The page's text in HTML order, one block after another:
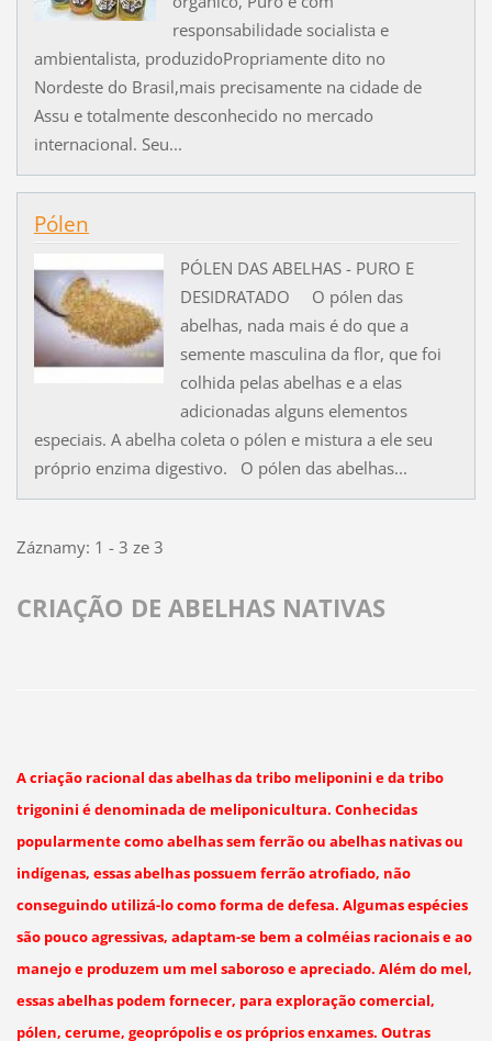
responsabilidade socialista e
ambientalista, produzidoPropriamente dito no
Nordeste do Brasil,mais precisamente na cidade de
Assu e totalmente desconhecido no mercado
internacional. Seu...
Pólen
PÓLEN DAS ABELHAS - PURO E
DESIDRATADO O pólen das
abelhas, nada mais é do que a
semente masculina da flor, que foi
colhida pelas abelhas e a elas
adicionadas alguns elementos
especiais. A abelha coleta o pólen e mistura a ele seu
próprio enzima digestivo. O pólen das abelhas...
Záznamy: 1 - 3 ze 3
CRIAÇÃO DE ABELHAS NATIVAS
A criação racional das abelhas da tribo meliponini e da tribo
trigonini é denominada de meliponicultura. Conhecidas
popularmente como abelhas sem ferrão ou abelhas nativas ou
indígenas, essas abelhas possuem ferrão atrofiado, não
conseguindo utilizá-lo como forma de defesa. Algumas espécies
são pouco agressivas, adaptam-se bem a colméias racionais e ao
manejo e produzem um mel saboroso e apreciado. Além do mel,
essas abelhas podem fornecer, para exploração comercial,
pólen, cerume, geoprópolis e os próprios enxames. Outras